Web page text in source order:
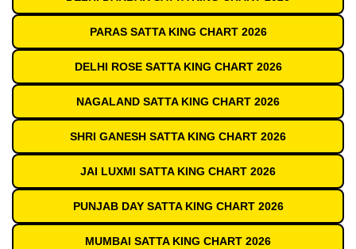
PARAS SATTA KING CHART 2026
DELHI ROSE SATTA KING CHART 2026
NAGALAND SATTA KING CHART 2026
SHRI GANESH SATTA KING CHART 2026
JAI LUXMI SATTA KING CHART 2026
PUNJAB DAY SATTA KING CHART 2026
MUMBAI SATTA KING CHART 2026